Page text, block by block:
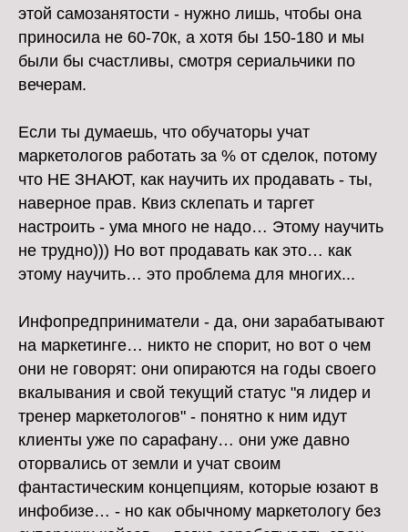
этой самозанятости - нужно лишь, чтобы она
приносила не 60-70к, а хотя бы 150-180 и мы
были бы счастливы, смотря сериальчики по
вечерам.
Если ты думаешь, что обучаторы учат
маркетологов работать за % от сделок, потому
что НЕ ЗНАЮТ, как научить их продавать - ты,
наверное прав. Квиз склепать и таргет
настроить - ума много не надо… Этому научить
не трудно))) Но вот продавать как это… как
этому научить… это проблема для многих...
Инфопредприниматели - да, они зарабатывают
на маркетинге… никто не спорит, но вот о чем
они не говорят: они опираются на годы своего
вкалывания и свой текущий статус "я лидер и
тренер маркетологов" - понятно к ним идут
клиенты уже по сарафану… они уже давно
оторвались от земли и учат своим
фантастическим концепциям, которые юзают в
инфобизе… - но как обычному маркетологу без